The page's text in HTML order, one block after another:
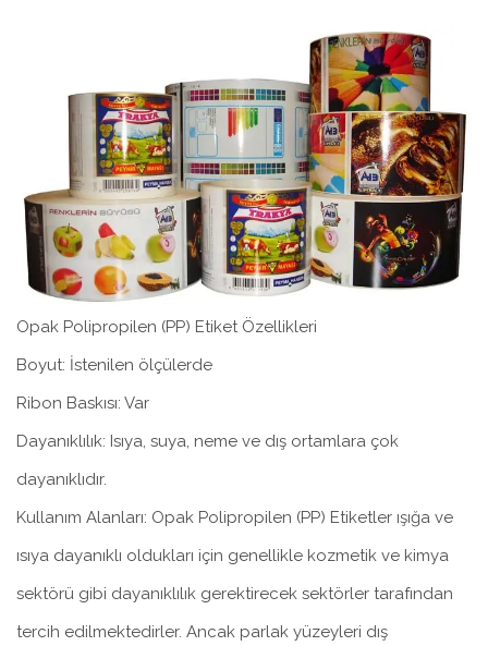
Opak Polipropilen (PP) Etiket Özellikleri
Boyut: İstenilen ölçülerde
Ribon Baskısı: Var
Dayanıklılık: Isıya, suya, neme ve dış ortamlara çok
dayanıklıdır.
Kullanım Alanları: Opak Polipropilen (PP) Etiketler ışığa ve
ısıya dayanıklı oldukları için genellikle kozmetik ve kimya
sektörü gibi dayanıklılık gerektirecek sektörler tarafından
tercih edilmektedirler. Ancak parlak yüzeyleri dış